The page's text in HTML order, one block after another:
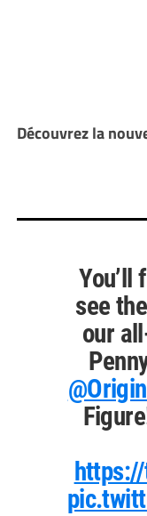
Découvrez la
You’ll
see
our